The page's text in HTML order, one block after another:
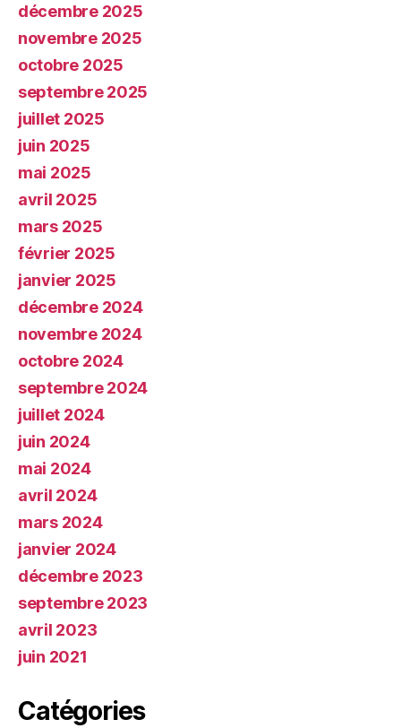
décembre 2025
novembre 2025
octobre 2025
septembre 2025
juillet 2025
juin 2025
mai 2025
avril 2025
mars 2025
février 2025
janvier 2025
décembre 2024
novembre 2024
octobre 2024
septembre 2024
juillet 2024
juin 2024
mai 2024
avril 2024
mars 2024
janvier 2024
décembre 2023
septembre 2023
avril 2023
juin 2021
Catégories